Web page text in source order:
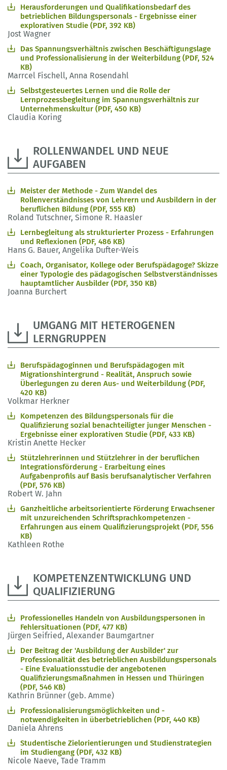
Herausforderungen und Qualifikationsbedarf des
betrieblichen Bildungspersonals - Ergebnisse einer
explorativen Studie (PDF, 392 KB)
Jost Wagner
Das Spannungsverhältnis zwischen Beschäftigungslage
und Professionalisierung in der Weiterbildung (PDF, 524
KB)
Marrcel Fischell, Anna Rosendahl
Selbstgesteuertes Lernen und die Rolle der
Lernprozessbegleitung im Spannungsverhältnis zur
Unternehmenskultur (PDF, 450 KB)
Claudia Koring
ROLLENWANDEL UND NEUE
AUFGABEN
Meister der Methode - Zum Wandel des
Rollenverständnisses von Lehrern und Ausbildern in der
beruflichen Bildung (PDF, 555 KB)
Roland Tutschner, Simone R. Haasler
Lernbegleitung als strukturierter Prozess - Erfahrungen
und Reflexionen (PDF, 486 KB)
Hans G. Bauer, Angelika Dufter-Weis
Coach, Organisator, Kollege oder Berufspädagoge? Skizze
einer Typologie des pädagogischen Selbstverständnisses
hauptamtlicher Ausbilder (PDF, 350 KB)
Joanna Burchert
UMGANG MIT HETEROGENEN
LERNGRUPPEN
Berufspädagoginnen und Berufspädagogen mit
Migrationshintergrund - Realität, Anspruch sowie
Überlegungen zu deren Aus- und Weiterbildung (PDF,
420 KB)
Volkmar Herkner
Kompetenzen des Bildungspersonals für die
Qualifizierung sozial benachteiligter junger Menschen -
Ergebnisse einer explorativen Studie (PDF, 433 KB)
Kristin Anette Hecker
Stützlehrerinnen und Stützlehrer in der beruflichen
Integrationsförderung - Erarbeitung eines
Aufgabenprofils auf Basis berufsanalytischer Verfahren
(PDF, 576 KB)
Robert W. Jahn
Ganzheitliche arbeitsorientierte Förderung Erwachsener
mit unzureichenden Schriftsprachkompetenzen -
Erfahrungen aus einem Qualifizierungsprojekt (PDF, 556
KB)
Kathleen Rothe
KOMPETENZENTWICKLUNG UND
QUALIFIZIERUNG
Professionelles Handeln von Ausbildungspersonen in
Fehlersituationen (PDF, 477 KB)
Jürgen Seifried, Alexander Baumgartner
Der Beitrag der 'Ausbildung der Ausbilder' zur
Professionalität des betrieblichen Ausbildungspersonals
- Eine Evaluationsstudie der angebotenen
Qualifizierungsmaßnahmen in Hessen und Thüringen
(PDF, 546 KB)
Kathrin Brünner (geb. Amme)
Professionalisierungsmöglichkeiten und -
notwendigkeiten in überbetrieblichen (PDF, 440 KB)
Daniela Ahrens
Studentische Zielorientierungen und Studienstrategien
im Studiengang (PDF, 432 KB)
Nicole Naeve, Tade Tramm